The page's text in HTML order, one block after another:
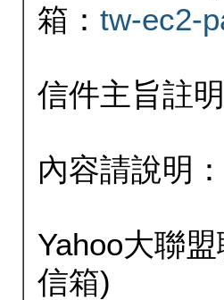
箱： tw-ec2-
信件主旨註
內容請說明：
Yahoo大聯
信箱)